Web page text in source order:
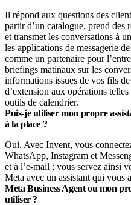
Il répond aux questions des
partir d’un catalogue, prend des
et transmet les conversations à
les applications de messagerie
comme un partenaire pour
briefings matinaux sur les
informations issues de vos fils
d’extension aux opérations
outils de calendrier.
Puis-je utiliser mon propre
à la place ?
Oui. Avec Invent, vous
WhatsApp, Instagram et
et à l’e-mail ; vous servez ainsi
Meta avec un assistant qui vous
Meta Business Agent ou mon
utiliser ?